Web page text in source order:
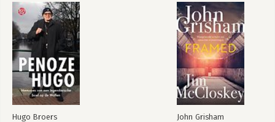
Hugo Broers John Grisham